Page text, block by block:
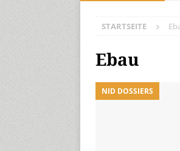
STARTSEITE
Ebau
NID DOSSIERS